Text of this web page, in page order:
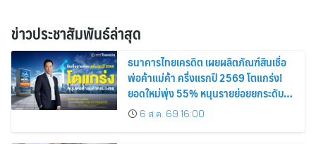
ข่าวประชาสัมพันธ์ล่าสุด
ธนาคารไทยเครดิต เผยผลิตภัณฑ์สินเชื่อ
พ่อค้าแม่ค้า ครึ่งแรกปี 2569 โตแกร่ง!
ยอดใหม่พุ่ง 55% หนุนรายย่อยยกระดับสู่
ดิจิทัลเต็มรูปแบบ
6 ส.ค. 69 16:00